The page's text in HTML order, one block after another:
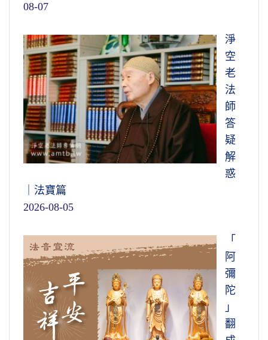
08-07
淨
空
老
法
師
答
疑
解
惑
｜法寶篇
2026-08-05
「
阿
彌
陀
」
翻